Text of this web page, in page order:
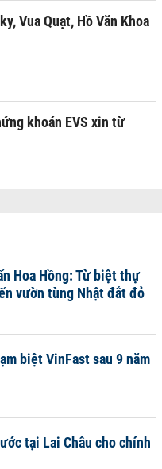
Vua Quạt, Hồ Văn Khoa
khoán EVS xin từ
Hoa Hồng: Từ biệt thự
vườn tùng Nhật đắt đỏ
biệt VinFast sau 9 năm
tại Lai Châu cho chính